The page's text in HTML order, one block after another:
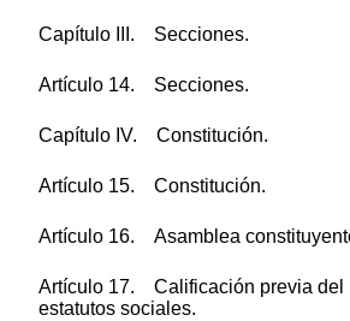
Capítulo III. Secciones.
Artículo 14. Secciones.
Capítulo IV. Constitución.
Artículo 15. Constitución.
Artículo 16. Asamblea
Artículo 17. Calificación previa del
estatutos sociales.